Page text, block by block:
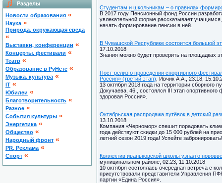
Разделы
Новости образования «
Наука «
Природа, окружающая среда
«
Выставки, конференции «
Концерты, фестивали «
Театр «
Образование в РуНете «
Музыка, культура «
IT «
Юбилеи «
Благотворительность «
Разное «
Cобытия культуры «
Энергетика «
Общество «
Народный фронт «
PR, Реклама «
Спорт «
Студентам и школьникам – о правилах
В 2017 году Пенсионный фонд России
увлекательной форме рассказывает
начать формирование пенсии в ней.
В Чувашской Республике состоится большой
17.10.2018
Знания можно будет проверить на площадках
Пост-релиз о проведении спортивного
Россия» (третий этап) , Ивчик А.А., 23:18,
13 октября 2018 года на территории сборного
Докучаева, 46., состоялся III этап
здоровая Россия».
Октябрьская распродажа путёвок в детский
13.10.2018
Компания «Черномор» спешит порадовать
года действуют скидки до 15 000 рублей на
летний сезон 2019 года! Успейте забронировать!
Коллектив иваньковской школы узнал о
муниципальном районе, 02:23, 11.10.2018
10 октября состоялась очередная встреча с
присутствовали представители Управления
партии «Едина Россия».